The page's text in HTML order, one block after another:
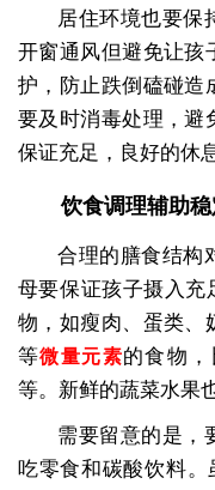
居住环境也要保
开窗通风但避免让孩
护，防止跌倒磕碰造
要及时消毒处理，避
保证充足，良好的休
饮食调理辅助
合理的膳食结构
母要保证孩子摄入充
物，如瘦肉、蛋类、
等微量元素的食物
等。新鲜的蔬菜水果
需要留意的是，
吃零食和碳酸饮料。